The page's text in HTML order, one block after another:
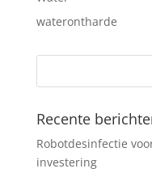
waterontharde
Recente
Robotdesinfectie
investering